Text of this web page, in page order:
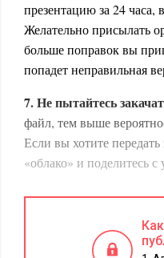
презентацию за 24 часа,
Желательно присылать
больше поправок вы
попадет неправильная
7. Не пытайтесь
файл, тем выше
Если вы хотите
«облако» и поделитесь
8. Не забудьте
работает топ-